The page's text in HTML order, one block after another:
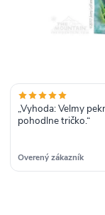
„Vyhoda: Velmy pekne a
pohodlne tričko.“
Overený zákazník